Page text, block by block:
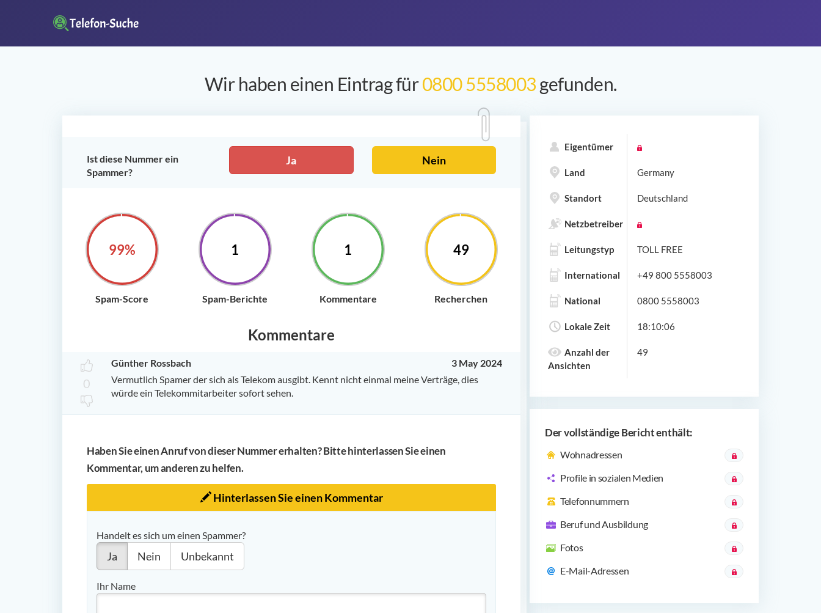
Wir haben einen Eintrag für0800 5558003gefunden.
Ist diese Nummer ein
Spammer?
Ja Nein
100%
Spam-Score
1
Spam-Berichte
1
Kommentare
49
Recherchen
Kommentare
0
Günther Rossbach
3 May 2024
Vermutlich Spamer der sich als Telekom ausgibt. Kennt nicht einmal meine Verträge, dies
würde ein Telekommitarbeiter sofort sehen.
Haben Sie einen Anruf von dieser Nummer erhalten? Bitte hinterlassen Sie einen
Kommentar, um anderen zu helfen.
Hinterlassen Sie einen Kommentar
Handelt es sich um einen Spammer?
Ja Nein Unbekannt
Ihr Name
Eigentümer
Land Germany
Standort Deutschland
Netzbetreiber
Leitungstyp TOLL FREE
International +49 800 5558003
National 0800 5558003
Lokale Zeit 18:10:06
Anzahl der
Ansichten
49
Der vollständige Bericht enthält:
Wohnadressen
Profile in sozialen Medien
Telefonnummern
Beruf und Ausbildung
Fotos
E-Mail-Adressen